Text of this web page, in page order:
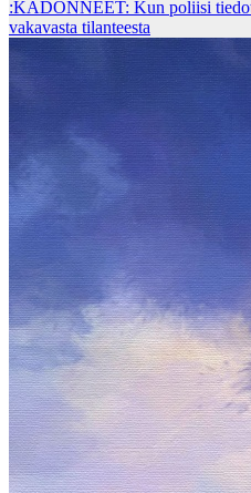
:KADONNEET: Kun poliisi
vakavasta tilanteesta